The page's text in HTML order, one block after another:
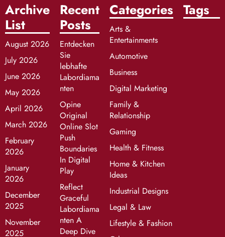
Archive
List
August 2026
July 2026
June 2026
May 2026
April 2026
March 2026
February
2026
January
2026
December
2025
November
2025
Recent
Posts
Entdecken
Sie
lebhafte
Labordiama
nten
Opine
Original
Online Slot
Push
Boundaries
In Digital
Play
Reflect
Graceful
Labordiama
nten A
Deep Dive
Categories
Arts &
Entertainments
Automotive
Business
Digital Marketing
Family &
Relationship
Gaming
Health & Fitness
Home & Kitchen
Ideas
Industrial Designs
Legal & Law
Lifestyle & Fashion
Tags